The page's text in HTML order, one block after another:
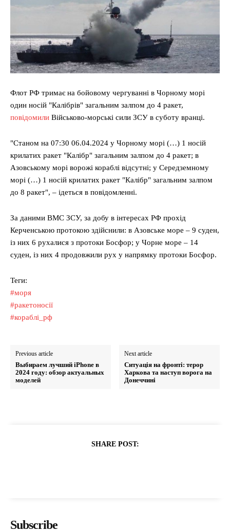
Флот РФ тримає на бойовому чергуванні в Чорному морі
один носій "Калібрів" загальним залпом до 4 ракет,
повідомили Військово-морські сили ЗСУ в суботу вранці.
"Станом на 07:30 06.04.2024 у Чорному морі (…) 1 носій
крилатих ракет "Калібр" загальним залпом до 4 ракет; в
Азовському морі ворожі кораблі відсутні; у Середземному
морі (…) 1 носій крилатих ракет "Калібр" загальним залпом
до 8 ракет", – ідеться в повідомленні.
За даними ВМС ЗСУ, за добу в інтересах РФ прохід
Керченською протокою здійснили: в Азовське море – 9 суден,
із них 6 рухалися з протоки Босфор; у Чорне море – 14
суден, із них 4 продовжили рух у напрямку протоки Босфор.
Теги:
#моря
#ракетоносії
#кораблі_рф
Previous article
Выбираем лучший iPhone в
2024 году: обзор актуальных
моделей
Next article
Ситуація на фронті: терор
Харкова та наступ ворога на
Донеччині
SHARE POST:
Subscribe